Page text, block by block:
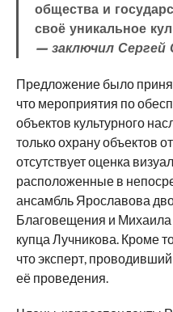
общества и
своё уникальное
— заключил Сергей
Предложение было
что мероприятия по
объектов культурного
только охрану объектов
отсутствует оценка
расположенные в
ансамбль Ярославова
Благовещения и Михаила
купца Лучникова. Кроме
что эксперт,
её проведения.